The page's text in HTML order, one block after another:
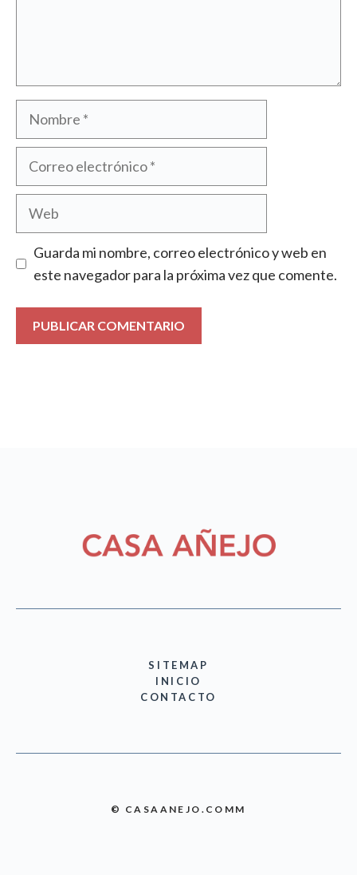
Nombre
Correo
Web
Guarda mi nombre, correo electrónico y web en
este navegador para la próxima vez que comente.
SITEMAP
INICIO
CONTACTO
© CASAANEJO.COMM